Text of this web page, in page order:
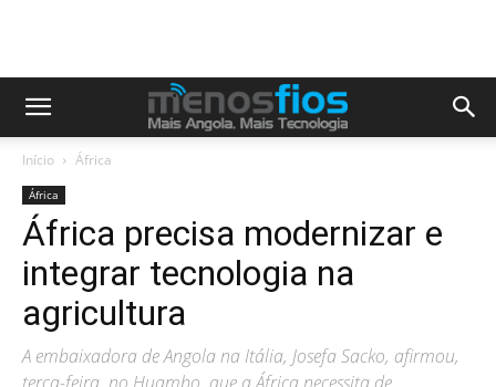
Início África
África
África precisa modernizar e
integrar tecnologia na
agricultura
A embaixadora de Angola na Itália, Josefa Sacko, afirmou,